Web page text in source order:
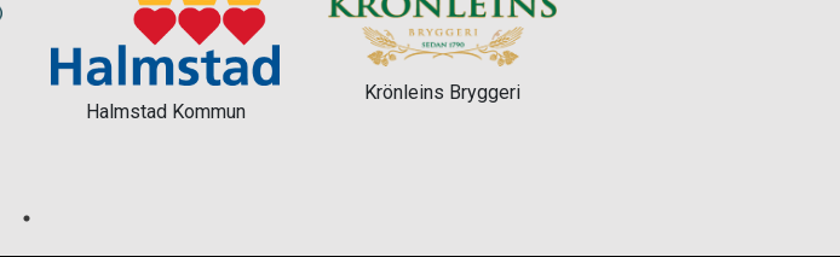
Halmstad Kommun
Krönleins Bryggeri